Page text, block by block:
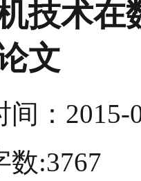
技术在
文
： 2015-
数:3767